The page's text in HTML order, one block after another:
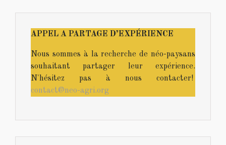
APPEL A PARTAGE D’EXPÉRIENCE
Nous sommes à la recherche de néo-paysans
souhaitant partager leur expérience.
N'hésitez pas à nous contacter!
contact@neo-agri.org